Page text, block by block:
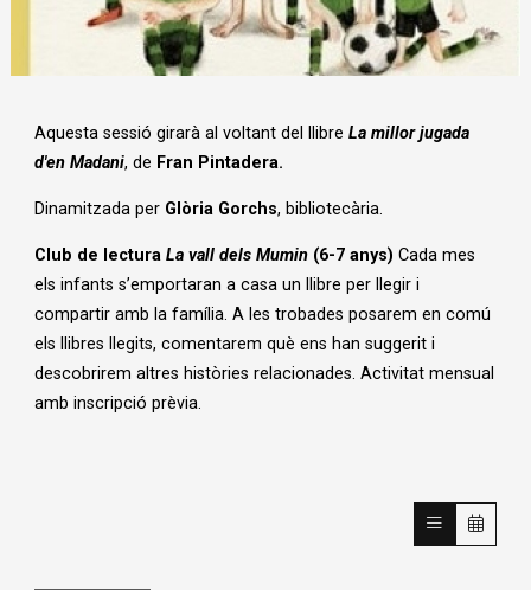
Aquesta sessió girarà al voltant del llibre La millor jugada
d'en Madani, de Fran Pintadera.
Dinamitzada per Glòria Gorchs, bibliotecària.
Club de lectura La vall dels Mumin (6-7 anys) Cada mes
els infants s’emportaran a casa un llibre per llegir i
compartir amb la família. A les trobades posarem en comú
els llibres llegits, comentarem què ens han suggerit i
descobrirem altres històries relacionades. Activitat mensual
amb inscripció prèvia.